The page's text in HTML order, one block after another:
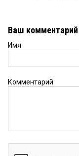
Ваш комментарий
Имя
Комментарий